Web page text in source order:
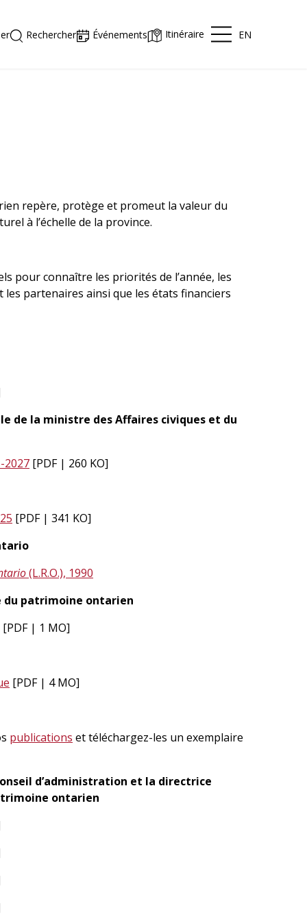
Rechercher Événements Itinéraire EN
repère, protège et promeut la valeur du
à l’échelle de la province.
pour connaître les priorités de l’année, les
partenaires ainsi que les états financiers
de la ministre des Affaires civiques et du
2027 [PDF | 260 KO]
[PDF | 341 KO]
(L.R.O.), 1990
du patrimoine ontarien
[PDF | 1 MO]
[PDF | 4 MO]
publications et téléchargez-les un exemplaire
d’administration et la directrice
ontarien